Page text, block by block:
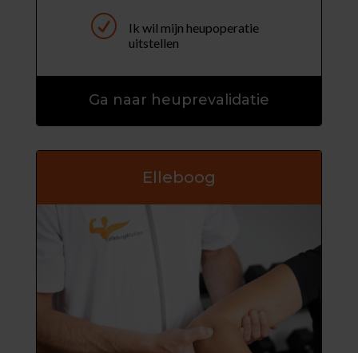
R
Ik wil mijn heupoperatie
uitstellen
Ga naar heuprevalidatie
Elleboog